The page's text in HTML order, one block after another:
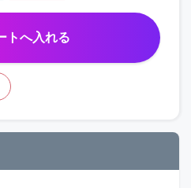
トへ入れる